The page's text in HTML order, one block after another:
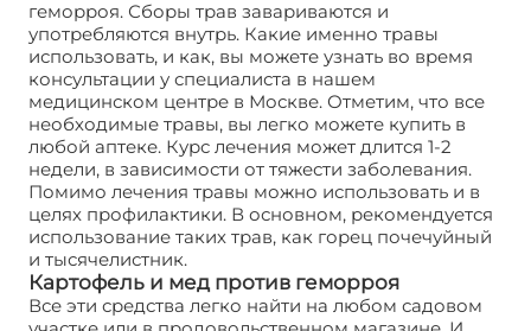
геморроя. Сборы трав завариваются и
употребляются внутрь. Какие именно травы
использовать, и как, вы можете узнать во время
консультации у специалиста в нашем
медицинском центре в Москве. Отметим, что все
необходимые травы, вы легко можете купить в
любой аптеке. Курс лечения может длится 1-2
недели, в зависимости от тяжести заболевания.
Помимо лечения травы можно использовать и в
целях профилактики. В основном, рекомендуется
использование таких трав, как горец почечуйный
и тысячелистник.
Картофель и мед против геморроя
Все эти средства легко найти на любом садовом